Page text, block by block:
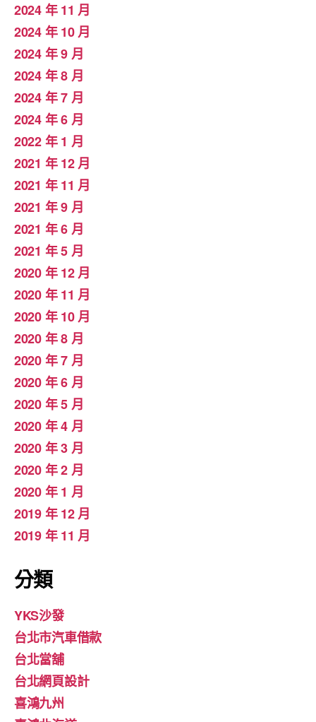
2024 年 11 月
2024 年 10 月
2024 年 9 月
2024 年 8 月
2024 年 7 月
2024 年 6 月
2022 年 1 月
2021 年 12 月
2021 年 11 月
2021 年 9 月
2021 年 6 月
2021 年 5 月
2020 年 12 月
2020 年 11 月
2020 年 10 月
2020 年 8 月
2020 年 7 月
2020 年 6 月
2020 年 5 月
2020 年 4 月
2020 年 3 月
2020 年 2 月
2020 年 1 月
2019 年 12 月
2019 年 11 月
分類
YKS沙發
台北市汽車借款
台北當舖
台北網頁設計
喜鴻九州